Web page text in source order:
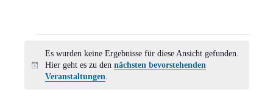
Hinweis
Es wurden keine Ergebnisse für diese Ansicht gefunden.
Hier geht es zu den nächsten bevorstehenden
Veranstaltungen.